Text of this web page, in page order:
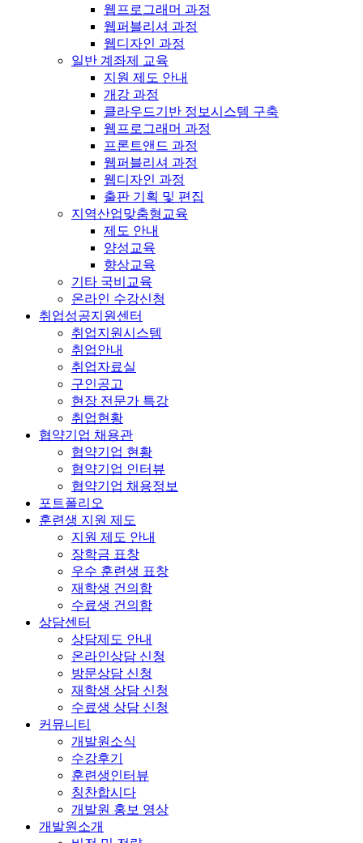
웹프로그래머 과정
웹퍼블리셔 과정
웹디자인 과정
일반 계좌제 교육
지원 제도 안내
개강 과정
클라우드기반 정보시스템 구축
웹프로그래머 과정
프론트앤드 과정
웹퍼블리셔 과정
웹디자인 과정
출판 기획 및 편집
지역산업맞춤형교육
제도 안내
양성교육
향상교육
기타 국비교육
온라인 수강신청
취업성공지원센터
취업지원시스템
취업안내
취업자료실
구인공고
현장 전문가 특강
취업현황
협약기업 채용관
협약기업 현황
협약기업 인터뷰
협약기업 채용정보
포트폴리오
훈련생 지원 제도
지원 제도 안내
장학금 표창
우수 훈련생 표창
재학생 건의함
수료생 건의함
상담센터
상담제도 안내
온라인상담 신청
방문상담 신청
재학생 상담 신청
수료생 상담 신청
커뮤니티
개발원소식
수강후기
훈련생인터뷰
칭찬합시다
개발원 홍보 영상
개발원소개